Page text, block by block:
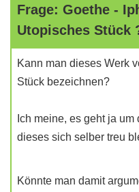
Frage: Goethe -
Utopisches Stück
Kann man dieses Werk
Stück bezeichnen?
Ich meine, es geht ja
dieses sich selber treu
Könnte man damit